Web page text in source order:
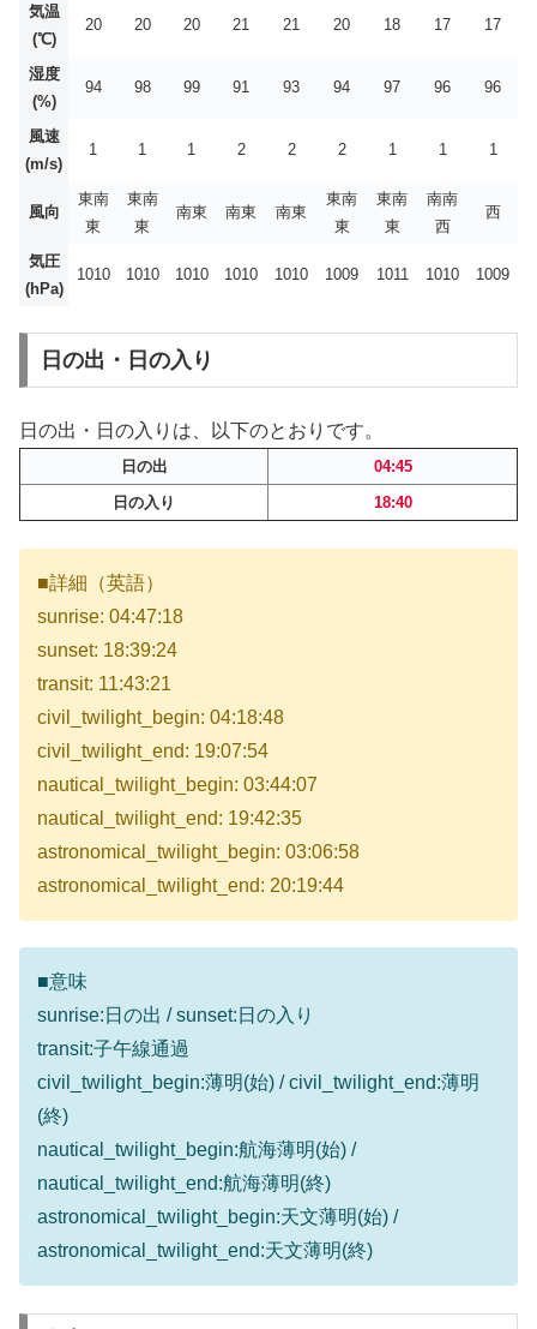
気温
(℃)
20 20 20 21 21 20 18 17 17
湿度
(%)
94 98 99 91 93 94 97 96 96
風速
(m/s)
1 1 1 2 2 2 1 1 1
風向
東南
東
東南
東
南東 南東 南東
東南
東
東南
東
南南
西
西
気圧
(hPa)
1010 1010 1010 1010 1010 1009 1011 1010 1009
日の出・日の入り
日の出・日の入りは、以下のとおりです。
日の出
04:45
日の入り
18:40
■詳細（英語）
sunrise: 04:47:18
sunset: 18:39:24
transit: 11:43:21
civil_twilight_begin: 04:18:48
civil_twilight_end: 19:07:54
nautical_twilight_begin: 03:44:07
nautical_twilight_end: 19:42:35
astronomical_twilight_begin: 03:06:58
astronomical_twilight_end: 20:19:44
■意味
sunrise:日の出 / sunset:日の入り
transit:子午線通過
civil_twilight_begin:薄明(始) / civil_twilight_end:薄明
(終)
nautical_twilight_begin:航海薄明(始) /
nautical_twilight_end:航海薄明(終)
astronomical_twilight_begin:天文薄明(始) /
astronomical_twilight_end:天文薄明(終)